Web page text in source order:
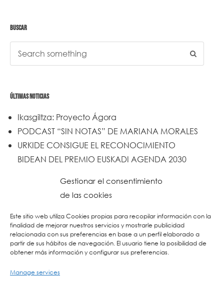
Gestionar el consentimiento
de las cookies
Este sitio web utiliza Cookies propias para recopilar información con la
finalidad de mejorar nuestros servicios y mostrarle publicidad
relacionada con sus preferencias en base a un perfil elaborado a
partir de sus hábitos de navegación. El usuario tiene la posibilidad de
obtener más información y configurar sus preferencias.
Manage services
BUSCAR
ÚLTIMAS NOTICIAS
Ikasgiltza: Proyecto Ágora
PODCAST “SIN NOTAS” DE MARIANA MORALES
URKIDE CONSIGUE EL RECONOCIMIENTO
BIDEAN DEL PREMIO EUSKADI AGENDA 2030
Urkide en Cadena SER